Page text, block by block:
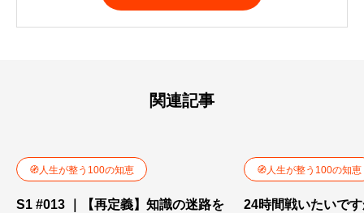
関連記事
🧭人生が整う100の知恵
S1 #013 ｜【再定義】知識の迷路を
🧭人生が整う100の知恵
24時間戦いたいで